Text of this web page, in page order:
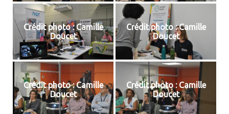
Crédit photo : Camille
Doucet
Crédit photo : Camille
Doucet
Crédit photo : Camille
Doucet
Crédit photo : Camille
Doucet